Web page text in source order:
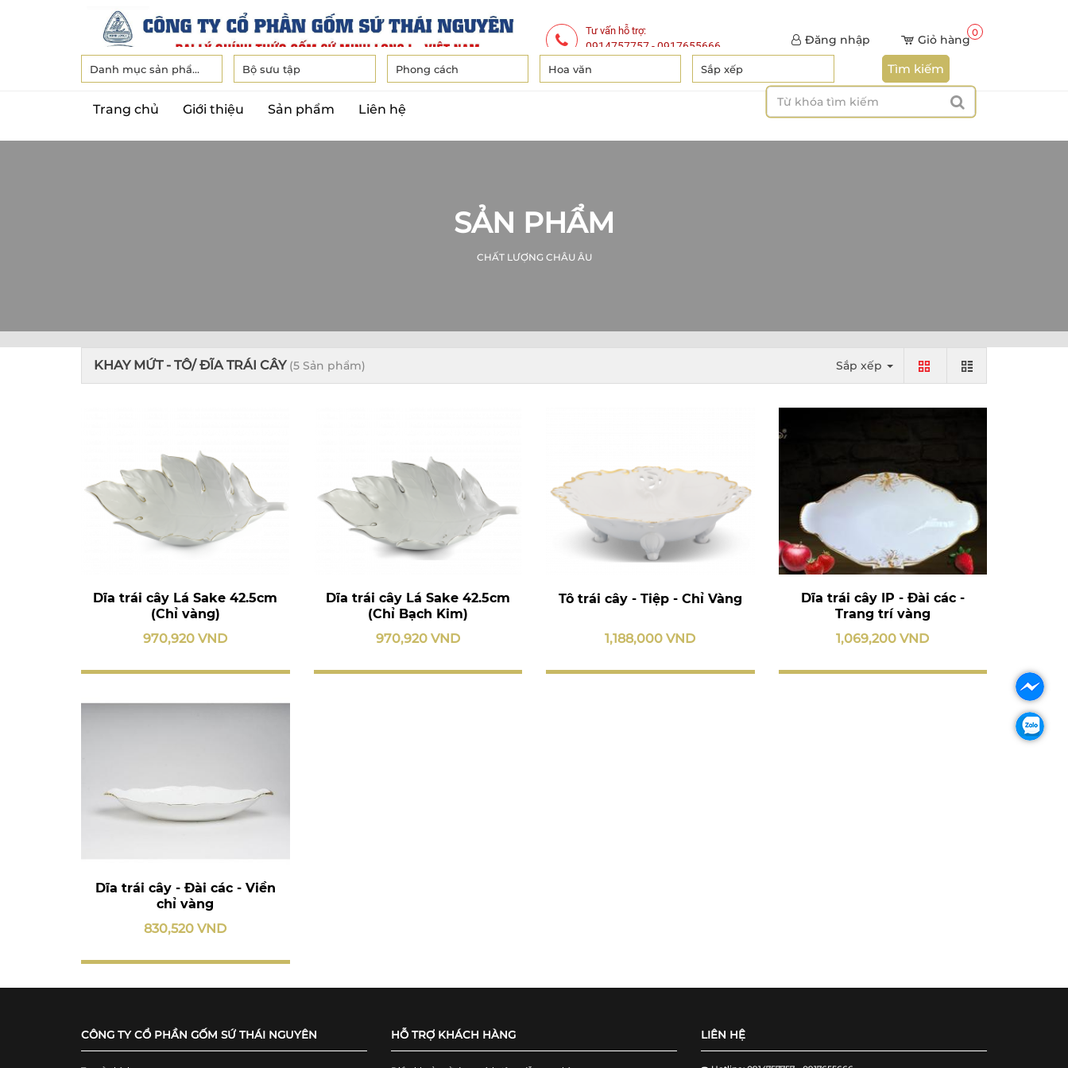
Tư vấn hỗ trợ:
0914757757-0917655666 Giỏ hàng
0
Đăng nhập
Trang chủ Giới thiệu Sản phẩm Liên hệ
SẢN PHẨM
CHẤT LƯỢNG CHÂU ÂU
Danh mục sản phẩm Bộ sưu tập Phong cách Hoa văn Sắp xếp Tìm kiếm
KHAY MỨT - TÔ/ ĐĨA TRÁI CÂY (5 Sản phẩm) Sắp xếp
Dĩa trái cây Lá Sake 42.5cm
(Chỉ vàng)
970,920 VND
Dĩa trái cây Lá Sake 42.5cm
(Chỉ Bạch Kim)
970,920 VND
Tô trái cây - Tiệp - Chỉ Vàng
1,188,000 VND
Dĩa trái cây IP - Đài các -
Trang trí vàng
1,069,200 VND
Dĩa trái cây - Đài các - Viền
chỉ vàng
830,520 VND
CÔNG TY CỔ PHẦN GỐM SỨ THÁI NGUYÊN HỖ TRỢ KHÁCH HÀNG LIÊN HỆ